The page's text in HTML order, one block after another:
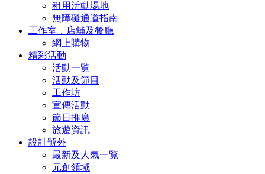
租用活動場地
無障礙通道指南
工作室，店舖及餐廳
網上購物
精彩活動
活動一覧
活動及節目
工作坊
宣傳活動
節日推廣
旅遊資訊
設計號外
最新及人氣一覧
元創領域